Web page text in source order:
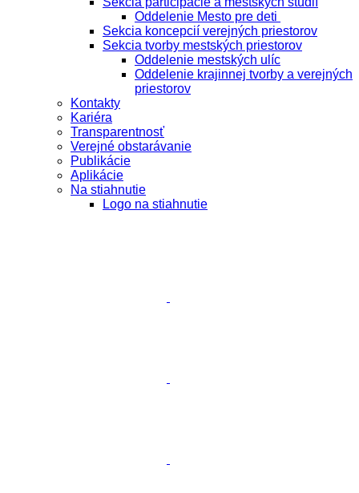
Oddelenie Mesto pre deti
Sekcia koncepcií verejných priestorov
Sekcia tvorby mestských priestorov
Oddelenie mestských ulíc
Oddelenie krajinnej tvorby a verejných
priestorov
Kontakty
Kariéra
Transparentnosť
Verejné obstarávanie
Publikácie
Aplikácie
Na stiahnutie
Logo na stiahnutie